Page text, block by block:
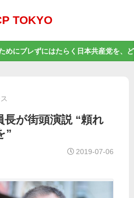
TOKYO
めにブレずにはたらく日本共産党を、
長が街頭演説 “頼れ
”
2019-07-06